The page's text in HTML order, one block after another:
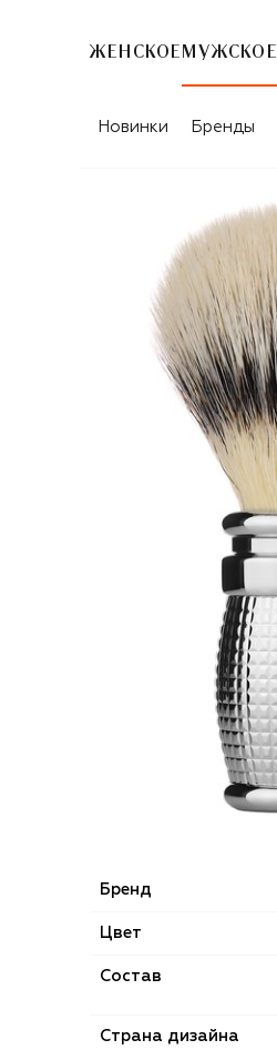
ЖЕНСКОЕ МУЖСКОЕ
Новинки Бренды
Бренд
Цвет
Состав
Страна дизайна